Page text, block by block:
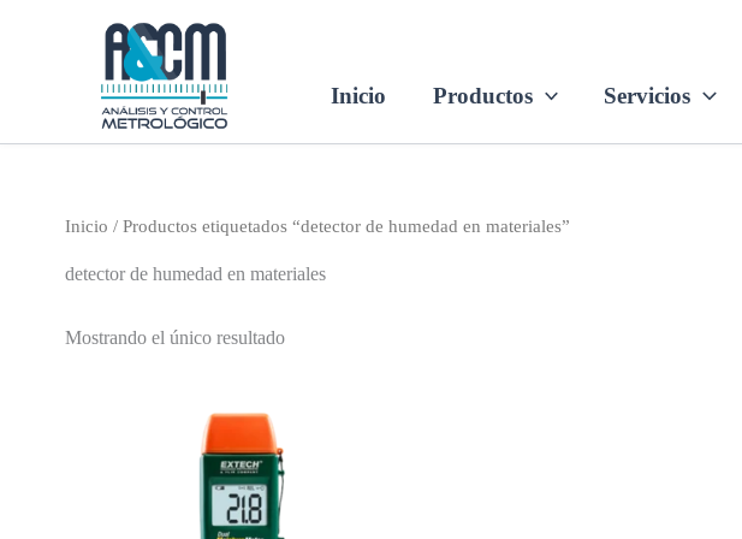
Inicio Productos Servicios
Inicio / Productos etiquetados “detector de humedad en materiales”
detector de humedad en materiales
Mostrando el único resultado